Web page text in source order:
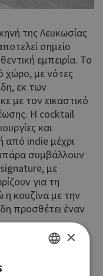
της Λευκωσίας
σημείο
εμπειρία. Το
με νότες
εκ των
με τον εικαστικό
Η cocktail
και
από indie μέχρι
συμβάλλουν
με
για τη
η κουζίνα με την
προσθέτει έναν
17.30-01.30
×